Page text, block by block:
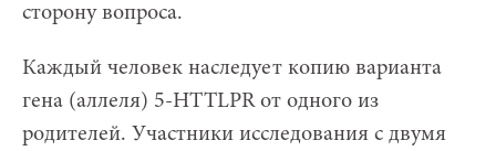
сторону вопроса.
Каждый человек наследует копию варианта
гена (аллеля) 5-HTTLPR от одного из
родителей. Участники исследования с двумя